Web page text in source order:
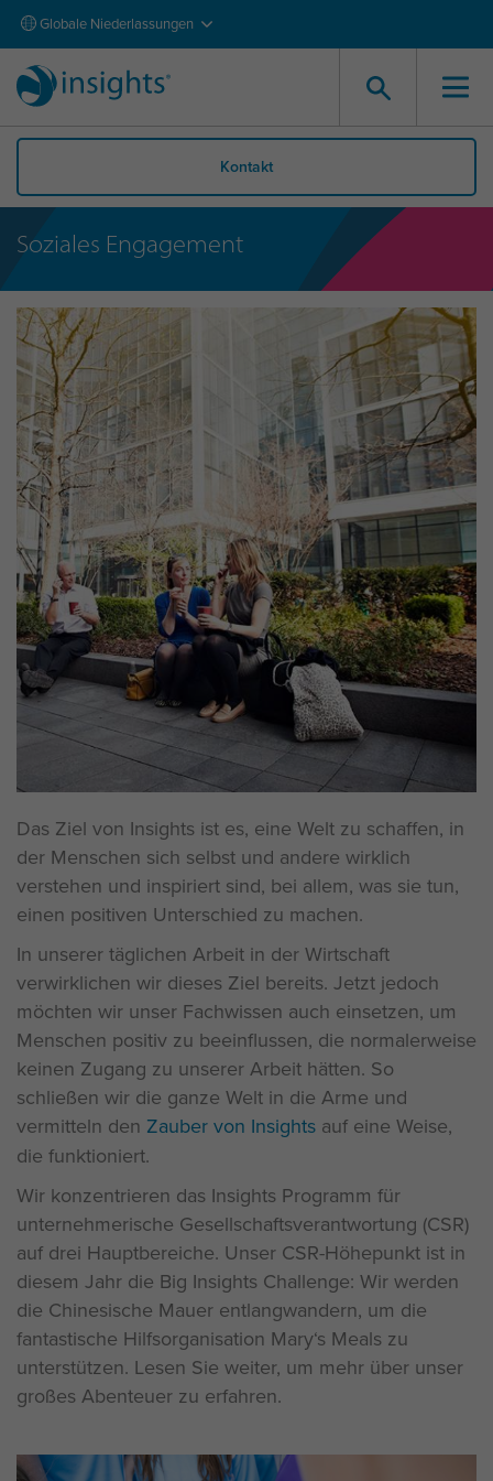
Globale Niederlassungen
Kontakt
Soziales Engagement
Das Ziel von Insights ist es, eine Welt zu schaffen, in
der Menschen sich selbst und andere wirklich
verstehen und inspiriert sind, bei allem, was sie tun,
einen positiven Unterschied zu machen.
In unserer täglichen Arbeit in der Wirtschaft
verwirklichen wir dieses Ziel bereits. Jetzt jedoch
möchten wir unser Fachwissen auch einsetzen, um
Menschen positiv zu beeinflussen, die normalerweise
keinen Zugang zu unserer Arbeit hätten. So
schließen wir die ganze Welt in die Arme und
vermitteln den Zauber von Insights auf eine Weise,
die funktioniert.
Wir konzentrieren das Insights Programm für
unternehmerische Gesellschaftsverantwortung (CSR)
auf drei Hauptbereiche. Unser CSR-Höhepunkt ist in
diesem Jahr die Big Insights Challenge: Wir werden
die Chinesische Mauer entlangwandern, um die
fantastische Hilfsorganisation Mary‘s Meals zu
unterstützen. Lesen Sie weiter, um mehr über unser
großes Abenteuer zu erfahren.